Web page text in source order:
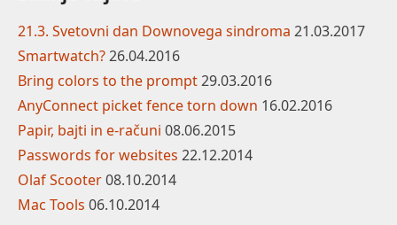
21.3. Svetovni dan Downovega sindroma 21.03.2017
Smartwatch?26.04.2016
Bring colors to the prompt29.03.2016
AnyConnect picket fence torn down 16.02.2016
Papir, bajti in e-računi 08.06.2015
Passwords for websites 22.12.2014
Olaf Scooter08.10.2014
Mac Tools 06.10.2014